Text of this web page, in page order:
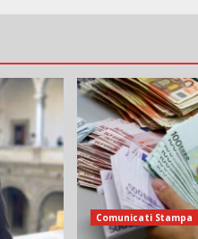
Comunicati Stampa